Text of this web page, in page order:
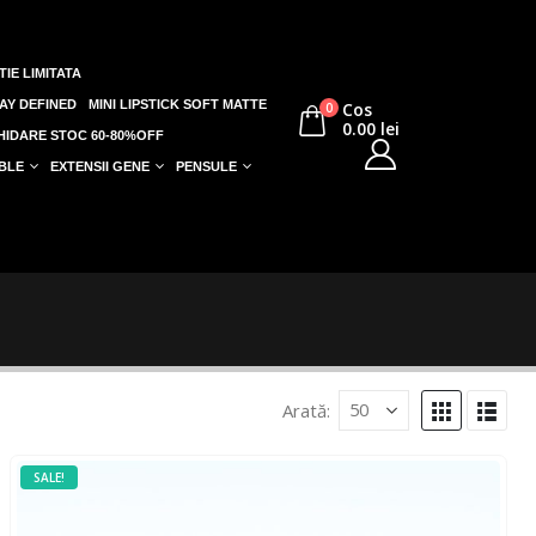
LIMITATA
DEFINED MINI LIPSTICK SOFT MATTE
STOC 60-80%OFF
EXTENSII GENE PENSULE
0
Cos
0.00 lei
Arată:
SALE!